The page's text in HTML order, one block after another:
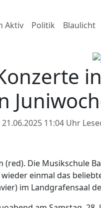
Aktiv Politik Blaulicht
11:04 Uhr
(red). Die Musikschule
einmal das
im Landgrafensaal